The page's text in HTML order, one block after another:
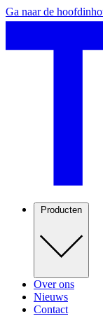
Ga naar de
Producten
Over ons
Nieuws
Contact